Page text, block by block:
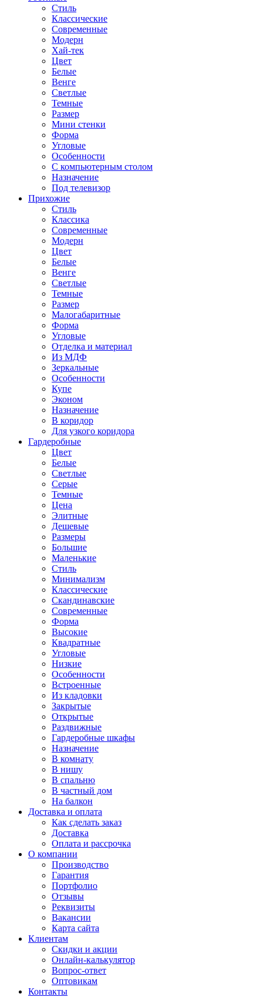
Стиль
Классические
Современные
Модерн
Хай-тек
Цвет
Белые
Венге
Светлые
Темные
Размер
Мини стенки
Форма
Угловые
Особенности
С компьютерным столом
Назначение
Под телевизор
Прихожие
Стиль
Классика
Современные
Модерн
Цвет
Белые
Венге
Светлые
Темные
Размер
Малогабаритные
Форма
Угловые
Отделка и материал
Из МДФ
Зеркальные
Особенности
Купе
Эконом
Назначение
В коридор
Для узкого коридора
Гардеробные
Цвет
Белые
Светлые
Серые
Темные
Цена
Элитные
Дешевые
Размеры
Большие
Маленькие
Стиль
Минимализм
Классические
Скандинавские
Современные
Форма
Высокие
Квадратные
Угловые
Низкие
Особенности
Встроенные
Из кладовки
Закрытые
Открытые
Раздвижные
Гардеробные шкафы
Назначение
В комнату
В нишу
В спальню
В частный дом
На балкон
Доставка и оплата
Как сделать заказ
Доставка
Оплата и рассрочка
О компании
Производство
Гарантия
Портфолио
Отзывы
Реквизиты
Вакансии
Карта сайта
Клиентам
Скидки и акции
Онлайн-калькулятор
Вопрос-ответ
Оптовикам
Контакты